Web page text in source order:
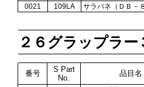
0021
109LA サラバネ（ＤＢ－
２６グラップラー
番号
S Part
No.
品目名